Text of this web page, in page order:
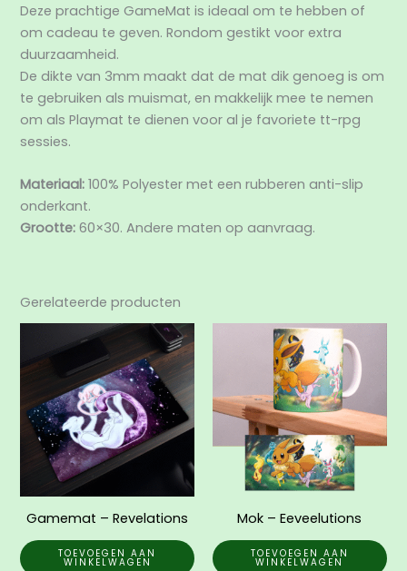
Deze prachtige GameMat is ideaal om te hebben of
om cadeau te geven. Rondom gestikt voor extra
duurzaamheid.
De dikte van 3mm maakt dat de mat dik genoeg is om
te gebruiken als muismat, en makkelijk mee te nemen
om als Playmat te dienen voor al je favoriete tt-rpg
sessies.
Materiaal: 100% Polyester met een rubberen anti-slip
onderkant.
Grootte: 60×30. Andere maten op aanvraag.
Gerelateerde producten
Gamemat – Revelations
TOEVOEGEN AAN
WINKELWAGEN
Mok – Eeveelutions
TOEVOEGEN AAN
WINKELWAGEN